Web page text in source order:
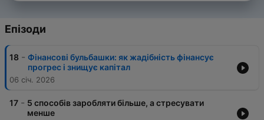
Епізоди
18 - Фінансові бульбашки: як жадібність фінансує
прогрес і знищує капітал
06 січ. 2026
17 - 5 способів заробляти більше, а стресувати
менше